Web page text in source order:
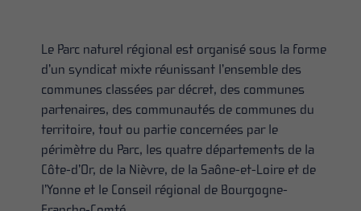
Le Parc naturel régional est organisé sous la forme
d’un syndicat mixte réunissant l’ensemble des
communes classées par décret, des communes
partenaires, des communautés de communes du
territoire, tout ou partie concernées par le
périmètre du Parc, les quatre départements de la
Côte-d’Or, de la Nièvre, de la Saône-et-Loire et de
l’Yonne et le Conseil régional de Bourgogne-